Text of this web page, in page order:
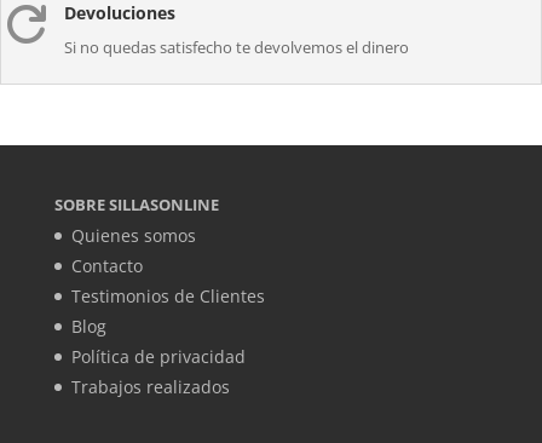
 Devoluciones
Si no quedas satisfecho te devolvemos el dinero
SOBRE SILLASONLINE
Quienes somos
Contacto
Testimonios de Clientes
Blog
Política de privacidad
Trabajos realizados